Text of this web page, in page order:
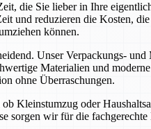
die Sie lieber in Ihre
und reduzieren die Kosten,
können.
Unser Verpackungs-
Materialien und
ohne Überraschungen.
Kleinstumzug oder
sorgen wir für die